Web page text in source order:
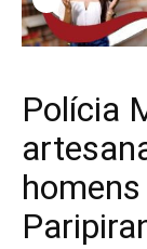
Polícia